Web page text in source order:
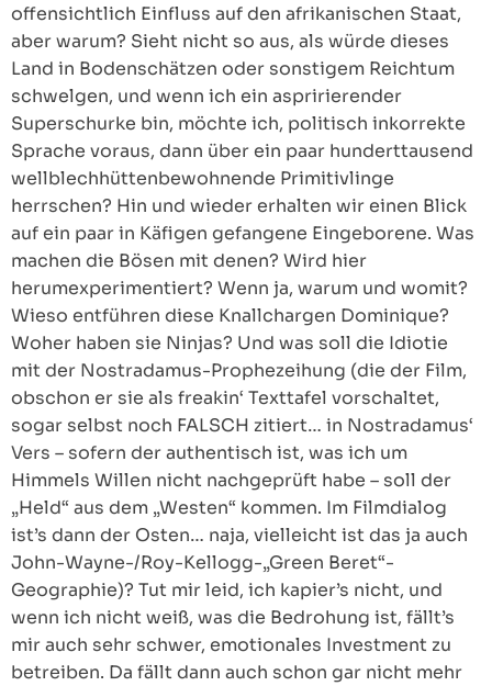
offensichtlich Einfluss auf den afrikanischen Staat,
aber warum? Sieht nicht so aus, als würde dieses
Land in Bodenschätzen oder sonstigem Reichtum
schwelgen, und wenn ich ein aspririerender
Superschurke bin, möchte ich, politisch inkorrekte
Sprache voraus, dann über ein paar hunderttausend
wellblechhüttenbewohnende Primitivlinge
herrschen? Hin und wieder erhalten wir einen Blick
auf ein paar in Käfigen gefangene Eingeborene. Was
machen die Bösen mit denen? Wird hier
herumexperimentiert? Wenn ja, warum und womit?
Wieso entführen diese Knallchargen Dominique?
Woher haben sie Ninjas? Und was soll die Idiotie
mit der Nostradamus-Prophezeihung (die der Film,
obschon er sie als freakin‘ Texttafel vorschaltet,
sogar selbst noch FALSCH zitiert… in Nostradamus‘
Vers – sofern der authentisch ist, was ich um
Himmels Willen nicht nachgeprüft habe – soll der
„Held“ aus dem „Westen“ kommen. Im Filmdialog
ist’s dann der Osten… naja, vielleicht ist das ja auch
John-Wayne-/Roy-Kellogg-„Green Beret“-
Geographie)? Tut mir leid, ich kapier’s nicht, und
wenn ich nicht weiß, was die Bedrohung ist, fällt’s
mir auch sehr schwer, emotionales Investment zu
betreiben. Da fällt dann auch schon gar nicht mehr